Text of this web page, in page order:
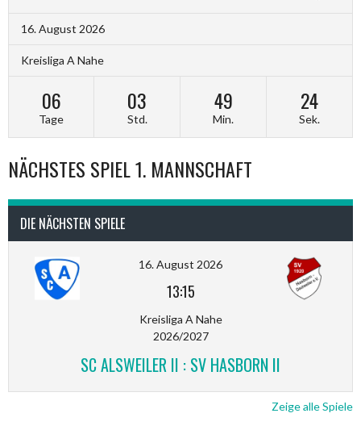
16. August 2026
Kreisliga A Nahe
06
Tage
03
Std.
49
Min.
23
Sek.
NÄCHSTES SPIEL 1. MANNSCHAFT
DIE NÄCHSTEN SPIELE
16. August 2026
13:15
Kreisliga A Nahe
2026/2027
SC ALSWEILER II : SV HASBORN II
Zeige alle Spiele